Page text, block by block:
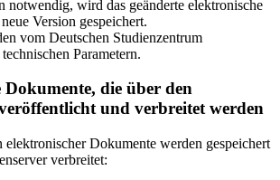
notwendig, wird das geänderte elektronische
Version gespeichert.
vom Deutschen Studienzentrum
Parametern.
die über den
und verbreitet werden
elektronischer Dokumente werden gespeichert
verbreitet: